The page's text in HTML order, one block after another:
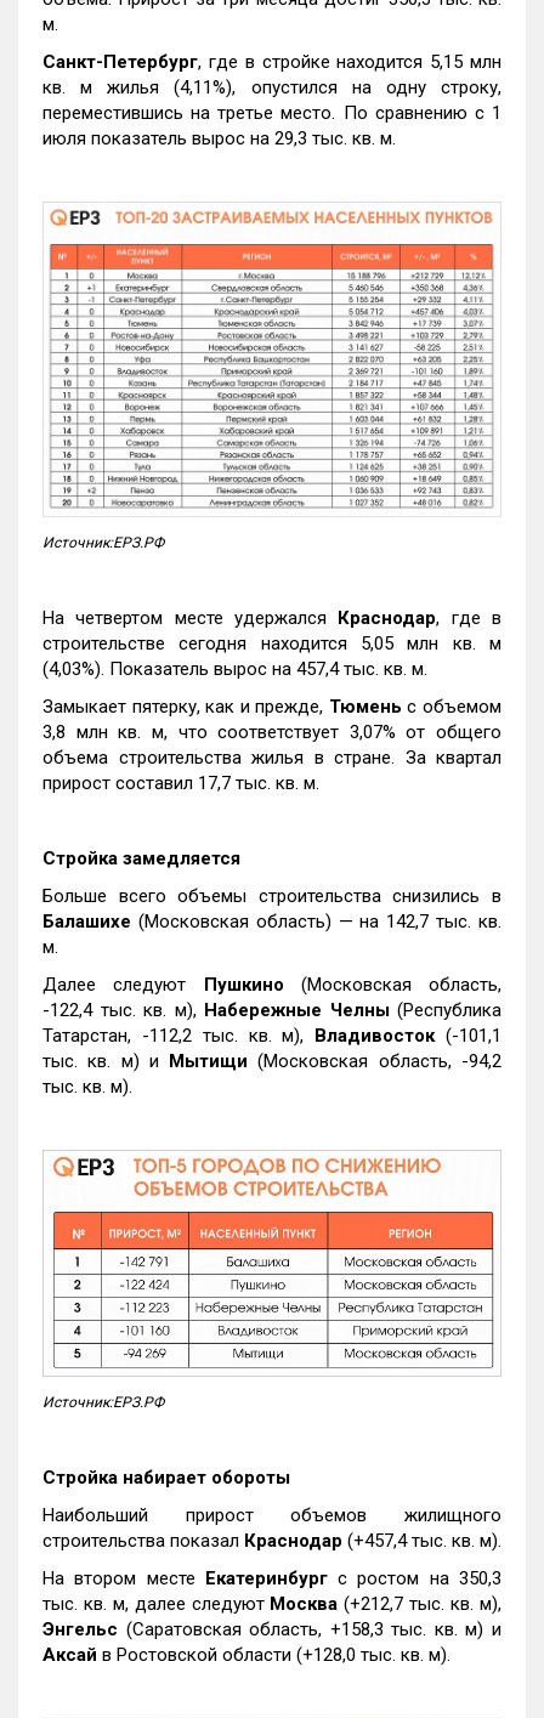
м.
Санкт-Петербург, где в стройке находится 5,15 млн
кв. м жилья (4,11%), опустился на одну строку,
переместившись на третье место. По сравнению с 1
июля показатель вырос на 29,3 тыс. кв. м.
Источник:ЕРЗ.РФ
На четвертом месте удержался Краснодар, где в
строительстве сегодня находится 5,05 млн кв. м
(4,03%). Показатель вырос на 457,4 тыс. кв. м.
Замыкает пятерку, как и прежде, Тюмень с объемом
3,8 млн кв. м, что соответствует 3,07% от общего
объема строительства жилья в стране. За квартал
прирост составил 17,7 тыс. кв. м.
Стройка замедляется
Больше всего объемы строительства снизились в
Балашихе (Московская область) — на 142,7 тыс. кв.
м.
Далее следуют Пушкино (Московская область,
-122,4 тыс. кв. м), Набережные Челны(Республика
Татарстан, -112,2 тыс. кв. м), Владивосток(-101,1
тыс. кв. м) и Мытищи (Московская область, -94,2
тыс. кв. м).
Источник:ЕРЗ.РФ
Стройка набирает обороты
Наибольший прирост объемов жилищного
строительства показал Краснодар (+457,4 тыс. кв. м).
На втором месте Екатеринбургс ростом на 350,3
тыс. кв. м, далее следуют Москва (+212,7 тыс. кв. м),
Энгельс (Саратовская область, +158,3 тыс. кв. м) и
Аксай в Ростовской области (+128,0 тыс. кв. м).